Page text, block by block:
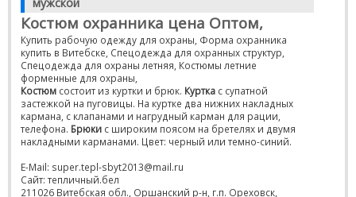
Костюм охранника цена Оптом,
Купить рабочую одежду для охраны, Форма охранника
купить в Витебске, Спецодежда для охранных структур,
Спецодежда для охраны летняя, Костюмы летние
форменные для охраны,
Костюм состоит из куртки и брюк. Куртка с супатной
застежкой на пуговицы. На куртке два нижних накладных
кармана, с клапанами и нагрудный карман для рации,
телефона. Брюки с широким поясом на бретелях и двумя
накладными карманами. Цвет: черный или темно-синий.
E-Mail: super.tepl-sbyt2013@mail.ru
Сайт: тепличный.бел
211026 Витебская обл., Оршанский р-н, г.п. Ореховск,